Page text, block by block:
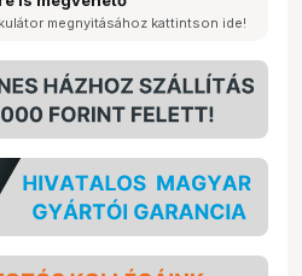
megnyitásához kattintson ide!